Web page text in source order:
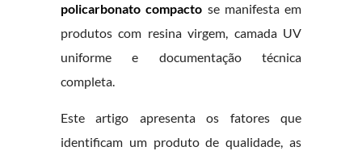
policarbonato compacto se manifesta em
produtos com resina virgem, camada UV
uniforme e documentação técnica
completa.
Este artigo apresenta os fatores que
identificam um produto de qualidade, as